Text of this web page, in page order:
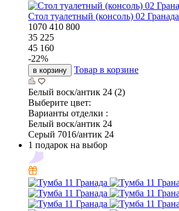
Стол туалетный (консоль) 02 Гранада
1070 410 800
35 225
45 160
-22%
в корзину Товар в корзине
Белый воск/антик 24 (2)
Выберите цвет:
Варианты отделки :
Белый воск/антик 24
Серый 7016/антик 24
1 подарок на выбор